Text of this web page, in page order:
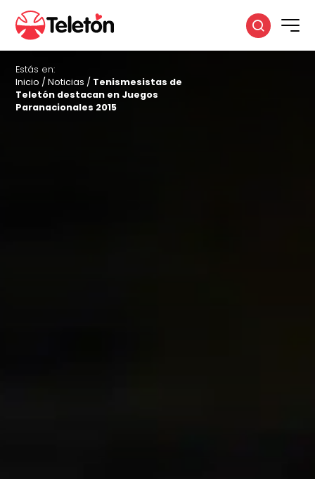
Estás en:
Inicio /Noticias / Tenismesistas de
Teletón destacan en Juegos
Paranacionales 2015